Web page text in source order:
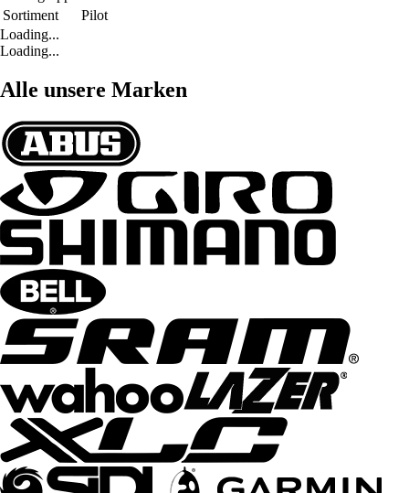
Sortiment
Pilot
Loading...
Loading...
Alle unsere Marken